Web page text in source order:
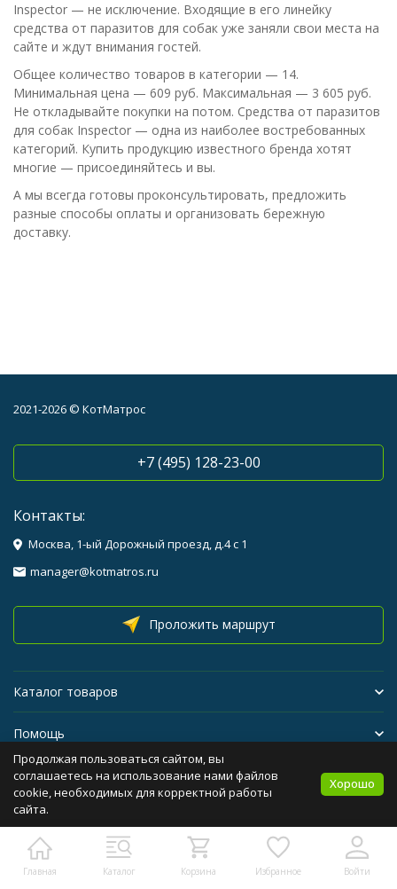
Inspector — не исключение. Входящие в его линейку
средства от паразитов для собак уже заняли свои места на
сайте и ждут внимания гостей.
Общее количество товаров в категории — 14.
Минимальная цена — 609 руб. Максимальная — 3 605 руб.
Не откладывайте покупки на потом. Средства от паразитов
для собак Inspector — одна из наиболее востребованных
категорий. Купить продукцию известного бренда хотят
многие — присоединяйтесь и вы.
А мы всегда готовы проконсультировать, предложить
разные способы оплаты и организовать бережную
доставку.
Главная Каталог Корзина Избранное Войти
2021-2026 © КотМатрос
+7 (495) 128-23-00
Контакты:
Москва, 1-ый Дорожный проезд, д.4 с 1
manager@kotmatros.ru
Проложить маршрут
Каталог товаров
Помощь
Бренды
Политика персональных данных Карта сайта
Продолжая пользоваться сайтом, вы
соглашаетесь на использование нами файлов
cookie, необходимых для корректной работы
сайта.
Хорошо